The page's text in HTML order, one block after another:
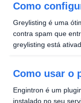
Como
WHM)
Greylisting é uma
contra spam que
greylisting está
Como usar o
(servidor
Engintron é um
instalado no seu